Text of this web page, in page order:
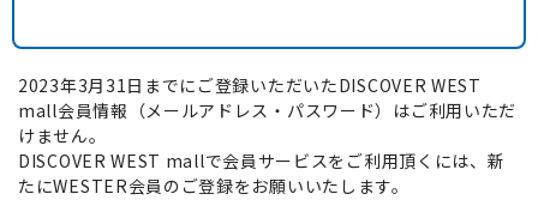
2023年3月31日までにご登録いただいたDISCOVER WEST
mall会員情報（メールアドレス・パスワード）はご利用いただ
けません。
DISCOVER WEST mallで会員サービスをご利用頂くには、新
たにWESTER会員のご登録をお願いいたします。